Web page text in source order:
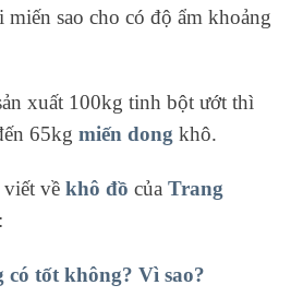
sao cho có độ ẩm khoảng
xuất 100kg tinh bột ướt thì
65kg miến dong khô.
viết về khô đồ của Trang
:
có tốt không? Vì sao?